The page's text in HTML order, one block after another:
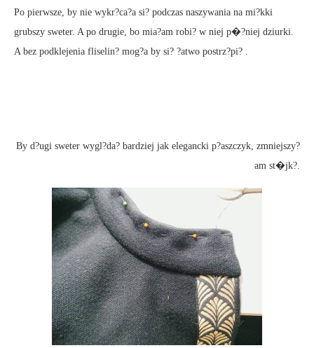
Po pierwsze, by nie wykr?ca?a si? podczas naszywania na mi?kki
grubszy sweter. A po drugie, bo mia?am robi? w niej p�?niej dziurki.
A bez podklejenia fliselin? mog?a by si? ?atwo postrz?pi? .
By d?ugi sweter wygl?da? bardziej jak elegancki p?aszczyk, zmniejszy?
am st�jk?.